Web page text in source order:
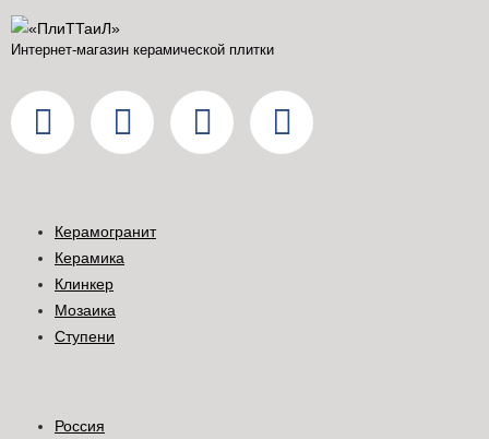
Интернет-магазин керамической плитки
Керамогранит
Керамика
Клинкер
Мозаика
Ступени
Россия